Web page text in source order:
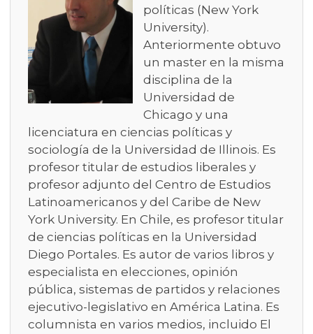
políticas (New York
University).
Anteriormente obtuvo
un master en la misma
disciplina de la
Universidad de
Chicago y una
licenciatura en ciencias políticas y
sociología de la Universidad de Illinois. Es
profesor titular de estudios liberales y
profesor adjunto del Centro de Estudios
Latinoamericanos y del Caribe de New
York University. En Chile, es profesor titular
de ciencias políticas en la Universidad
Diego Portales. Es autor de varios libros y
especialista en elecciones, opinión
pública, sistemas de partidos y relaciones
ejecutivo-legislativo en América Latina. Es
columnista en varios medios, incluido El